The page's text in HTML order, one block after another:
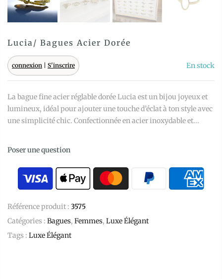
Lucia/ Bagues Acier Dorée
connexion S'inscrire En stock
La bague fine acier réglable dorée Lucia est un bijou joyeux et
lumineux, idéal pour ajouter une touche d’éclat à ton style avec
une simplicité chic. Confectionnée en acier inoxydable et...
Poser une question
Référence produit : 3575
Catégories : Bagues, Femmes, Luxe Élégant
Tags : Luxe Élégant